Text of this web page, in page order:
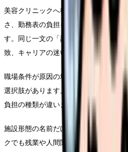
美容クリニックへ行きたいの背景にあ
さ、勤務表の負担を同じメモに残すこ
す。同じ一文の「辞めたい」でも、体
致、キャリアの迷いでは対応が変わり
職場条件が原因の場合、看護師を辞め
選択肢があります。病棟、外来、訪問
負担の種類が違います。
施設形態の名前だけでは働きやすさは
クでも残業や人間関係は違い、同じ病